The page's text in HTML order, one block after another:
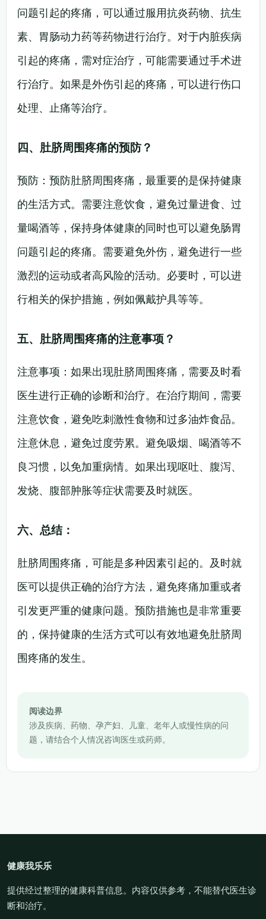
问题引起的疼痛，可以通过服用抗炎药物、抗生
素、胃肠动力药等药物进行治疗。对于内脏疾病
引起的疼痛，需对症治疗，可能需要通过手术进
行治疗。如果是外伤引起的疼痛，可以进行伤口
处理、止痛等治疗。
四、肚脐周围疼痛的预防？
预防：预防肚脐周围疼痛，最重要的是保持健康
的生活方式。需要注意饮食，避免过量进食、过
量喝酒等，保持身体健康的同时也可以避免肠胃
问题引起的疼痛。需要避免外伤，避免进行一些
激烈的运动或者高风险的活动。必要时，可以进
行相关的保护措施，例如佩戴护具等等。
五、肚脐周围疼痛的注意事项？
注意事项：如果出现肚脐周围疼痛，需要及时看
医生进行正确的诊断和治疗。在治疗期间，需要
注意饮食，避免吃刺激性食物和过多油炸食品。
注意休息，避免过度劳累。避免吸烟、喝酒等不
良习惯，以免加重病情。如果出现呕吐、腹泻、
发烧、腹部肿胀等症状需要及时就医。
六、总结：
肚脐周围疼痛，可能是多种因素引起的。及时就
医可以提供正确的治疗方法，避免疼痛加重或者
引发更严重的健康问题。预防措施也是非常重要
的，保持健康的生活方式可以有效地避免肚脐周
围疼痛的发生。
阅读边界
涉及疾病、药物、孕产妇、儿童、老年人或慢性病的问
题，请结合个人情况咨询医生或药师。
健康我乐乐
提供经过整理的健康科普信息。内容仅供参考，不能替代医生诊
断和治疗。